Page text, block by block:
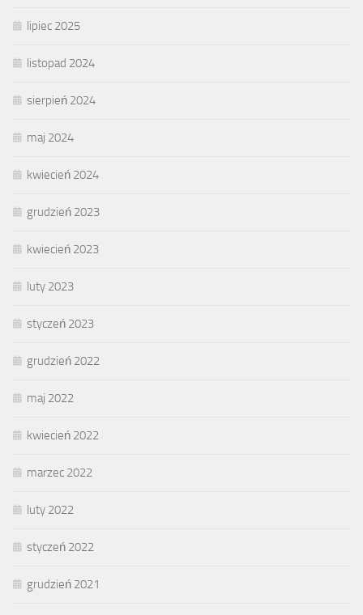
lipiec 2025
listopad 2024
sierpień 2024
maj 2024
kwiecień 2024
grudzień 2023
kwiecień 2023
luty 2023
styczeń 2023
grudzień 2022
maj 2022
kwiecień 2022
marzec 2022
luty 2022
styczeń 2022
grudzień 2021